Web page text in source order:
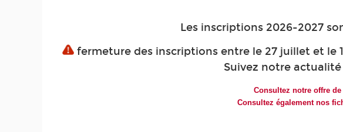
Les inscriptions 2026-2027
fermeture des inscriptions entre le 27 juillet et le
Suivez notre actualité
Consultez notre offre
Consultez également nos